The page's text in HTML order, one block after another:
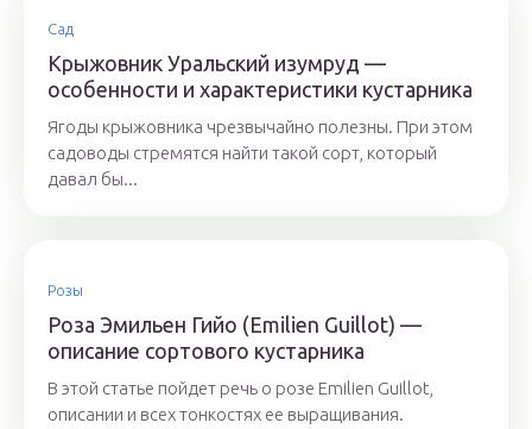
Сад
Крыжовник Уральский изумруд —
особенности и характеристики кустарника
Ягоды крыжовника чрезвычайно полезны. При этом
садоводы стремятся найти такой сорт, который
давал бы...
Розы
Роза Эмильен Гийо (Emilien Guillot) —
описание сортового кустарника
В этой статье пойдет речь о розе Emilien Guillot,
описании и всех тонкостях ее выращивания.